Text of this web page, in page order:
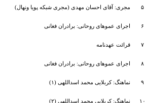
۵ مجری: آقای احسان مهدی (مجری شبکه پویا ونهال)
۶ اجرای عموهای روحانی: برادران فغانی
۷ قرائت عهدنامه
۸ اجرای عموهای روحانی: برادران فغانی
۹ نماهنگ: کربلایی محمد اسداللهی (۱)
۱۰ نماهنگ: کربلایی محمد اسداللهی (۲)